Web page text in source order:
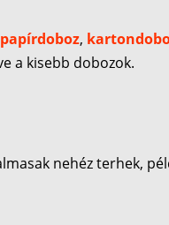
papírdoboz,
a kisebb dobozok.
nehéz terhek,